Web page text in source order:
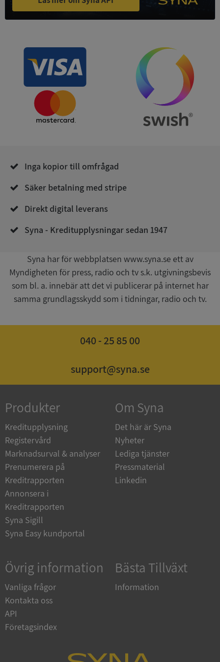
Inga kopior till omfrågad
Säker betalning med stripe
Direkt digital leverans
Syna - Kreditupplysningar sedan 1947
Syna har för webbplatsen www.syna.se ett av
Myndigheten för press, radio och tv s.k. utgivningsbevis
som bl. a. innebär att det vi publicerar på internet har
samma grundlagsskydd som i tidningar, radio och tv.
040 - 25 85 00
support@syna.se
Produkter
Kreditupplysning
Registervård
Marknadsurval & analyser
Prenumerera på
Kreditrapporten
Annonsera i
Kreditrapporten
Syna Sigill
Syna Easy kundportal
Om Syna
Det här är Syna
Nyheter
Lediga tjänster
Pressmaterial
Linkedin
Övrig information
Vanliga frågor
Kontakta oss
API
Företagsindex
Bästa Tillväxt
Information
Strikt nödvändiga kakor tillåter
Leverantör/
Domän
__RequestVerificationToken
Microsoft
Corporation
de.syna.se
ASP.NET_SessionId
Microsoft
Session
__RequestVerificationToken
Microsoft
Corporation
upplysningar.syna.se